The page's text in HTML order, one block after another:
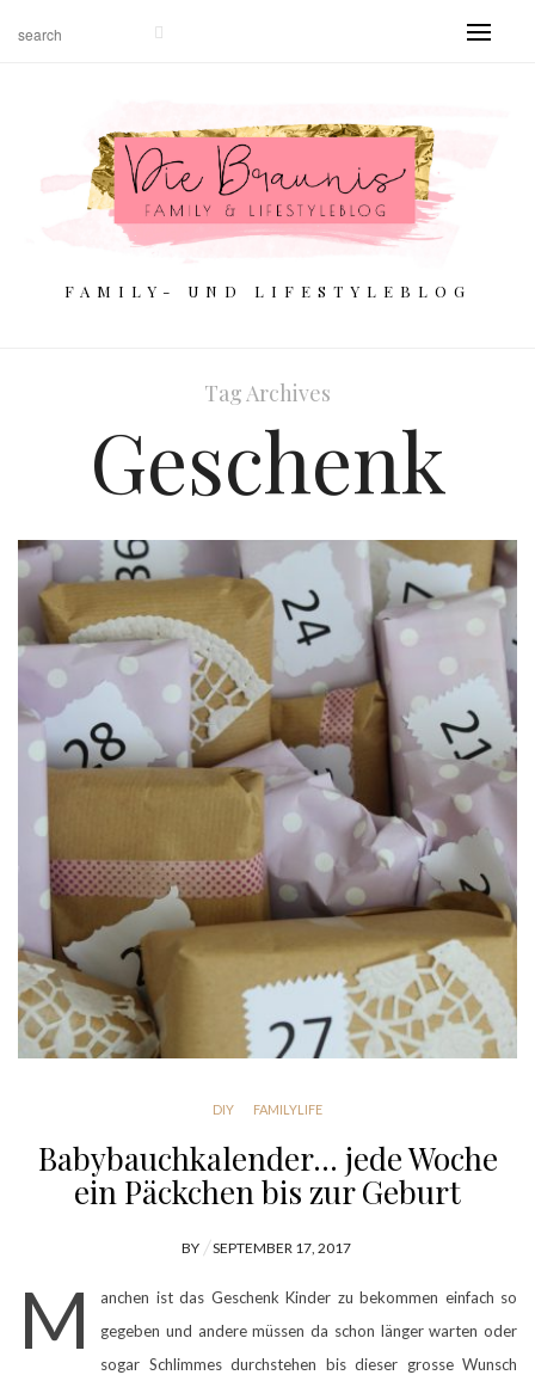
FAMILY- UND LIFESTYLEBLOG
Tag Archives
Geschenk
DIY FAMILYLIFE
Babybauchkalender… jede Woche
ein Päckchen bis zur Geburt
BY
POSTED
SEPTEMBER 17, 2017
M
anchen ist das Geschenk Kinder zu bekommen einfach so
gegeben und andere müssen da schon länger warten oder
sogar Schlimmes durchstehen bis dieser grosse Wunsch